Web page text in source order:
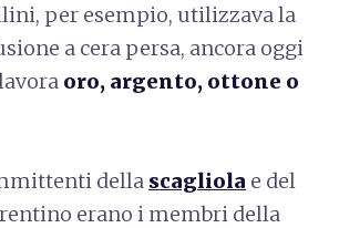
per esempio, utilizzava la
a cera persa, ancora oggi
oro, argento, ottone o
della scagliola e del
erano i membri della